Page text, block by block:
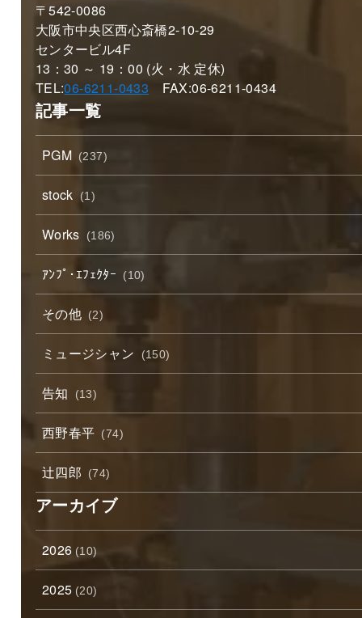
〒542-0086
大阪市中央区西心斎橋2-10-29
センタービル4F
13：30 ～ 19：00 (火・水 定休)
TEL:06-6211-0433 FAX:06-6211-0434
記事一覧
PGM (237)
stock (1)
Works (186)
ｱﾝﾌﾟ･ｴﾌｪｸﾀｰ (10)
その他 (2)
ミュージシャン (150)
告知 (13)
西野春平 (74)
辻四郎 (74)
アーカイブ
2026 (10)
2025 (20)